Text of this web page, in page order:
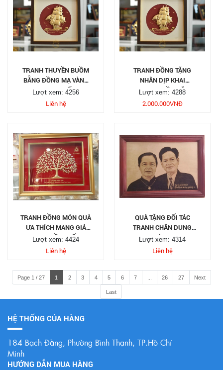
TRANH THUYỀN BUỒM
BẰNG ĐỒNG MẠ VÀNG
24K CAO CẤP
Lượt xem: 4256
Liên hệ
TRANH ĐỒNG TẶNG
NHÂN DỊP KHAI
TRƯƠNG ĐẦU NĂM
Lượt xem: 4288
2.000.000VNĐ
TRANH ĐỒNG MÓN QUÀ
ƯA THÍCH MANG GIÁ
TRỊ TRUYỀN THỐNG
Lượt xem: 4424
Liên hệ
QUÀ TẶNG ĐỐI TÁC
TRANH CHÂN DUNG
THEO HÌNH CHỤP
Lượt xem: 4314
Liên hệ
Page 1 / 27 1 2 3 4 5 6 7 26 27 Next
Last
HỆ THỐNG CỦA HÀNG
184 Bạch Đằng, Phường Bình Thạnh, TP.Hồ Chí
Minh
HƯỚNG DẪN MUA HÀNG